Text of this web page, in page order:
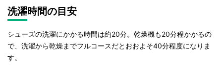
洗濯時間の目安
シューズの洗濯にかかる時間は約20分。乾燥機も20分程かかるの
で、洗濯から乾燥までフルコースだとおおよそ40分程度になりま
す。